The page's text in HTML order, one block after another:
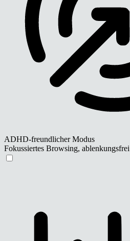
ADHD-freundlicher Modus
Fokussiertes Browsing, ablenkungsfrei